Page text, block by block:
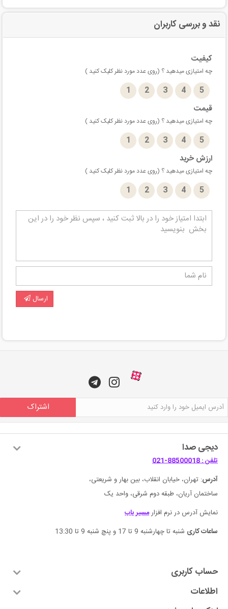
نقد و بررسی کاربران
کیفیت
چه امتیازی میدهید ؟ (روی عدد مورد نظر کلیک کنید )
1 2 3 4
5
قیمت
چه امتیازی میدهید ؟ (روی عدد مورد نظر کلیک کنید )
1 2 3 4
5
ارزش خرید
چه امتیازی میدهید ؟ (روی عدد مورد نظر کلیک کنید )
1 2 3 4 5
ارسال
اشتراک
دیجی صدا
تلفن : 88500018-021
آدرس: تهران، خیابان انقلاب، بین بهار و شریعتی،
ساختمان آریان، طبقه دوم شرقی، واحد یک
نمایش آدرس در نرم افزارمسیر یاب
ساعات کاری شنبه تا چهارشنبه 9 تا 17 و پنچ شنبه 9 تا 13:30
حساب کاربری
اطلاعات